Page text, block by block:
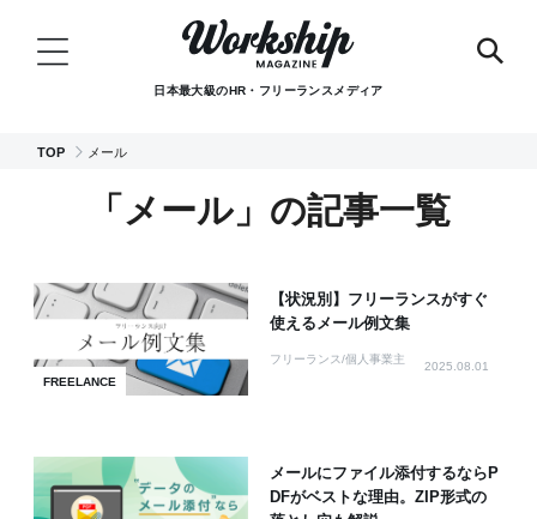
日本最大級のHR・フリーランスメディア
TOP メール
「メール」の記事一覧
FREELANCE
【状況別】フリーランスがすぐ
使えるメール例文集
フリーランス/個人事業主
2025.08.01
メールにファイル添付するならP
DFがベストな理由。ZIP形式の